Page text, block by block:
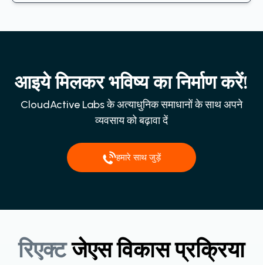
आइये मिलकर भविष्य का निर्माण करें!
CloudActive Labs के अत्याधुनिक समाधानों के साथ अपने
व्यवसाय को बढ़ावा दें
हमारे साथ जुड़ें
रिएक्टजेएसविकासप्रक्रिया